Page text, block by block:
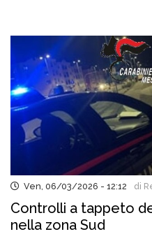
Ven, 06/03/2026 - 12:12 di
Controlli a tappeto
nella zona Sud